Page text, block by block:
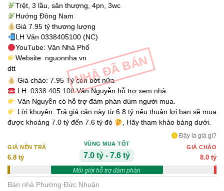
NHÀ ĐÃ BÁN
Trệt, 3 lầu, sân thượng, 4pn, 3wc
Hướng Đông Nam
Giá 7.95 tỷ thương lượng
LH Vân 0338405100 (NC)
YouTube: Vân Nhà Phố
Website: nguonnha.vn
dtt
Giá chào: 7.95 Tỷ còn bớt nữa
LH: 0338.405.100Vân Nguyễn hỗ trợ xem nhà
Vân Nguyễn có hỗ trợ đàm phán dùm người mua.
Lời khuyên: Trả giá căn này từ 6.8 tỷ nếu thuận lợi bạn sẽ mua
được khoảng 7.0 tỷ đến 7.6 tỷ đó
, Hãy tham khảo bảng dưới.
Đây là giá gì?
GIÁ NÊN TRẢ
6.8 tỷ
VÙNG MUA TỐT
7.0 tỷ - 7.6 tỷ
Môi giới hỗ trợ đàm phán
GIÁ CHÀO
8.0 tỷ
Bán nhà Phường Đức Nhuận